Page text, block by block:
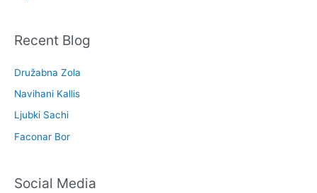
Recent Blog
Družabna Zola
Navihani Kallis
Ljubki Sachi
Faconar Bor
Social Media